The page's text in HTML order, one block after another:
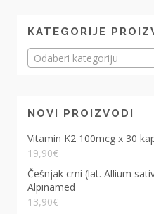
KATEGORIJE
Odaberi kategoriju
NOVI PROIZVODI
Vitamin K2 100mcg x 30
19,90€
Češnjak crni (lat. Allium
Alpinamed
13,90€